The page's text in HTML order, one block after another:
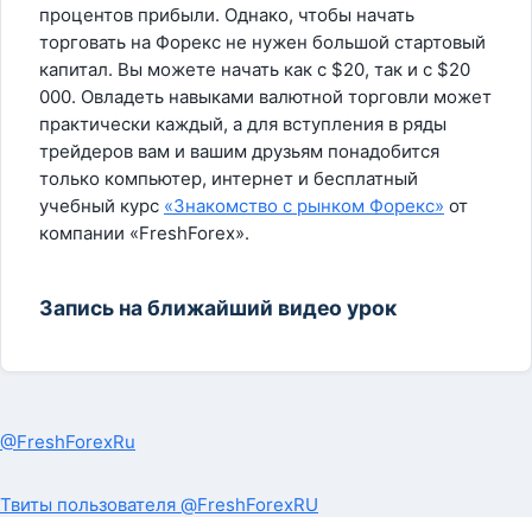
процентов прибыли. Однако, чтобы начать
торговать на Форекс не нужен большой стартовый
капитал. Вы можете начать как с $20, так и с $20
000. Овладеть навыками валютной торговли может
практически каждый, а для вступления в ряды
трейдеров вам и вашим друзьям понадобится
только компьютер, интернет и бесплатный
учебный курс «Знакомство с рынком Форекс» от
компании «FreshForex».
Запись на ближайший видео урок
@FreshForexRu
Твиты пользователя @FreshForexRU